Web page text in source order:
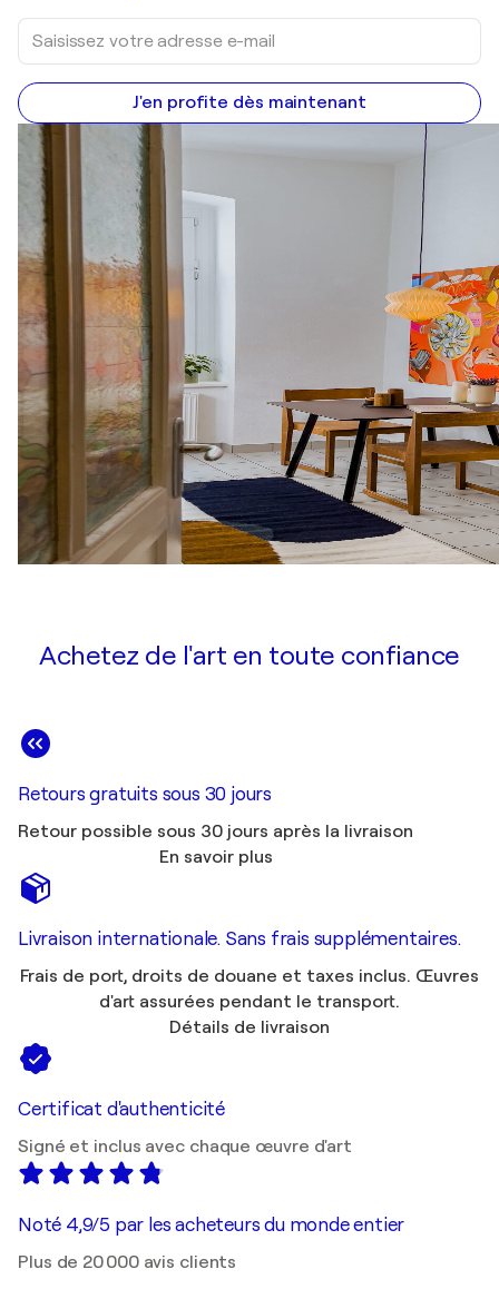
J'en profite dès maintenant
Achetez de l'art en toute confiance
Retours gratuits sous 30 jours
Retour possible sous 30 jours après la livraison
En savoir plus
Livraison internationale. Sans frais supplémentaires.
Frais de port, droits de douane et taxes inclus. Œuvres
d'art assurées pendant le transport.
Détails de livraison
Certificat d'authenticité
Signé et inclus avec chaque œuvre d'art
Noté 4,9/5 par les acheteurs du monde entier
Plus de 20 000 avis clients